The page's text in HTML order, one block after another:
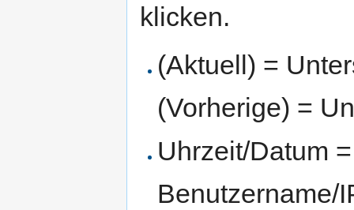
klicken.
(Aktuell) =
(Vorherige) =
Uhrzeit/Datum
Benutzername/